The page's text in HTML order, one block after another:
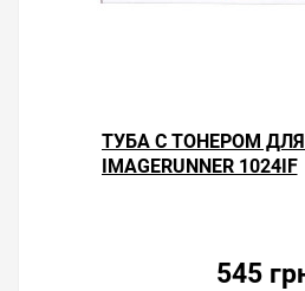
ТУБА С ТОНЕРОМ ДЛЯ
IMAGERUNNER 1024IF
545